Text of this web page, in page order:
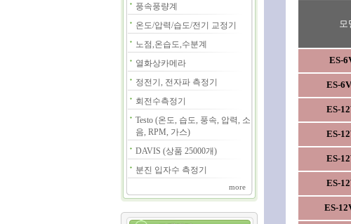
풍속풍량계
온도/압력/습도/전기 교정기
노점,온습도,수분계
열화상카메라
정전기, 전자파 측정기
회전수측정기
Testo (온도, 습도, 풍속, 압력, 소
음, RPM, 가스)
DAVIS (상품 25000개)
분진 입자수 측정기
more
모
ES-
ES-
ES-
ES-
ES-
ES-
ES-